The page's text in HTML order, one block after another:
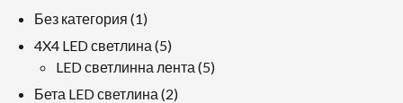
Без категория 11
продукт
4X4 LED светлина 55
продукти
LED светлинна лента 55
Бета LED светлина 22